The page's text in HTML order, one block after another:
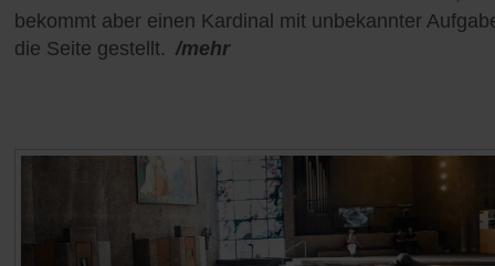
bekommt aber einen Kardinal mit unbekannter
die Seite gestellt. /mehr